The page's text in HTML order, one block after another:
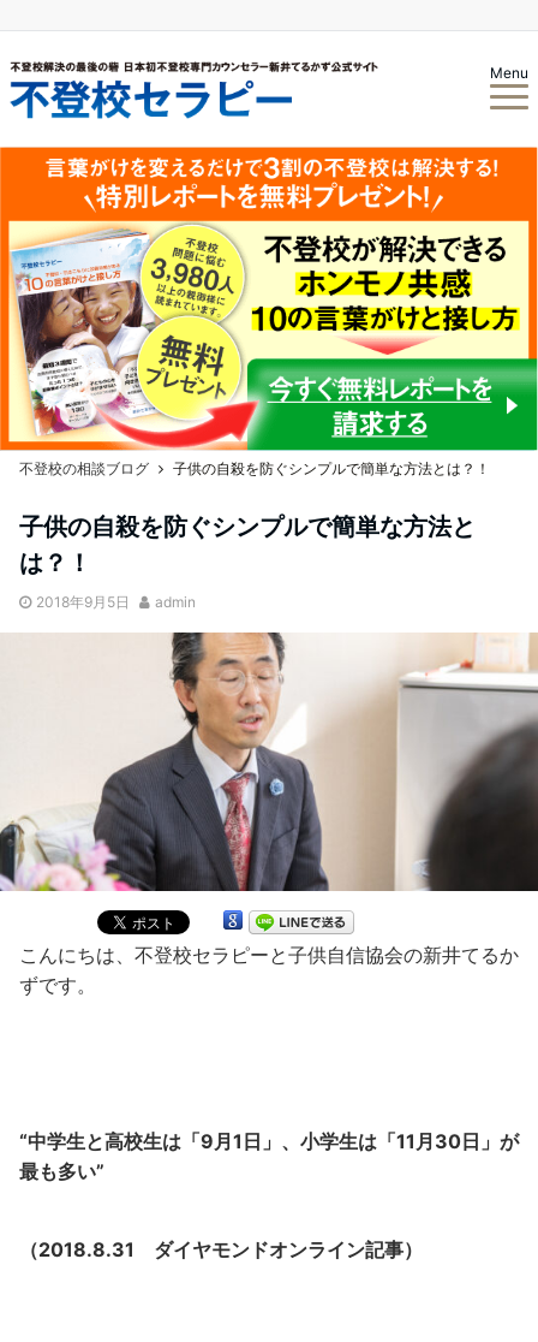
Menu
不登校の相談ブログ 子供の自殺を防ぐシンプルで簡単な方法とは？！
子供の自殺を防ぐシンプルで簡単な方法と
は？！
2018年9月5日 admin
こんにちは、不登校セラピーと子供自信協会の新井てるか
ずです。
“中学生と高校生は「9月1日」、小学生は「11月30日」が
最も多い”
（2018.8.31 ダイヤモンドオンライン記事）